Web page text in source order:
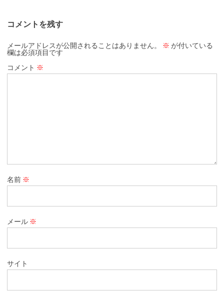
コメントを残す
メールアドレスが公開されることはありません。 ※ が付いている
欄は必須項目です
コメント ※
名前 ※
メール ※
サイト